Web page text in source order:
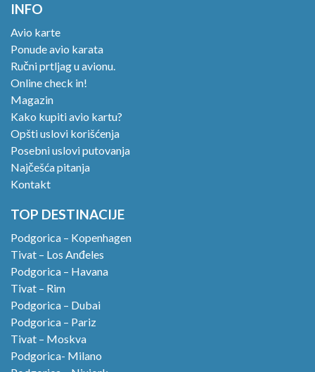
INFO
Avio karte
Ponude avio karata
Ručni prtljag u avionu.
Online check in!
Magazin
Kako kupiti avio kartu?
Opšti uslovi korišćenja
Posebni uslovi putovanja
Najčešća pitanja
Kontakt
TOP DESTINACIJE
Podgorica – Kopenhagen
Tivat – Los Anđeles
Podgorica – Havana
Tivat – Rim
Podgorica – Dubai
Podgorica – Pariz
Tivat – Moskva
Podgorica- Milano